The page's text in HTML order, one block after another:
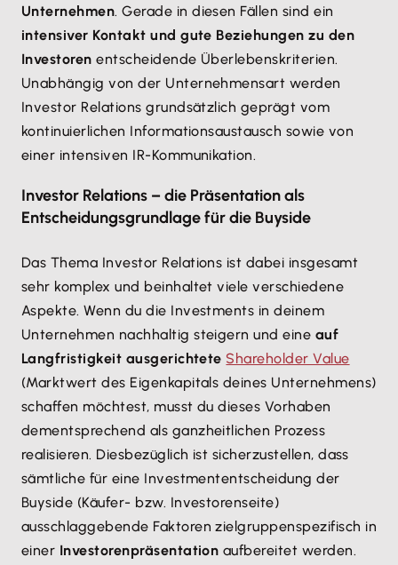
Unternehmen. Gerade in diesen Fällen sind ein
intensiver Kontakt und gute Beziehungen zu den
Investorenentscheidende Überlebenskriterien.
Unabhängig von der Unternehmensart werden
Investor Relations grundsätzlich geprägt vom
kontinuierlichen Informationsaustausch sowie von
einer intensiven IR-Kommunikation.
Investor Relations – die Präsentation als
Entscheidungsgrundlage für die Buyside
Das Thema Investor Relations ist dabei insgesamt
sehr komplex und beinhaltet viele verschiedene
Aspekte. Wenn du die Investments in deinem
Unternehmen nachhaltig steigern und eine auf
Langfristigkeit ausgerichtete Shareholder Value
(Marktwert des Eigenkapitals deines Unternehmens)
schaffen möchtest, musst du dieses Vorhaben
dementsprechend als ganzheitlichen Prozess
realisieren. Diesbezüglich ist sicherzustellen, dass
sämtliche für eine Investmententscheidung der
Buyside (Käufer- bzw. Investorenseite)
ausschlaggebende Faktoren zielgruppenspezifisch in
einer Investorenpräsentation aufbereitet werden.